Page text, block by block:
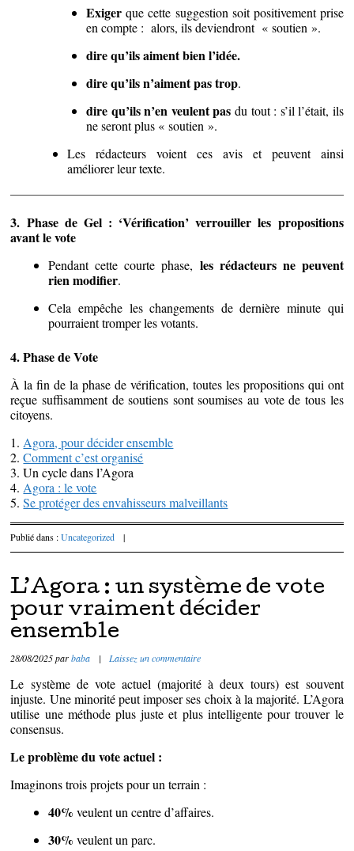
Exigerque cette suggestion soit positivement prise
en compte : alors, ils deviendront « soutien ».
dire qu’ils aiment bien l’idée.
dire qu’ils n’aiment pas trop.
dire qu’ils n’en veulent pas du tout : s’il l’était, ils
ne seront plus « soutien ».
Les rédacteurs voient ces avis et peuvent ainsi
améliorer leur texte.
3. Phase de Gel : ‘Vérification’ verrouiller les propositions
avant le vote
Pendant cette courte phase, les rédacteurs ne peuvent
rien modifier.
Cela empêche les changements de dernière minute qui
pourraient tromper les votants.
4. Phase de Vote
À la fin de la phase de vérification, toutes les propositions qui ont
reçue suffisamment de soutiens sont soumises au vote de tous les
citoyens.
1.Agora, pour décider ensemble
2.Comment c’est organisé
3. Un cycle dans l’Agora
4.Agora : le vote
5.Se protéger des envahisseurs malveillants
Publié dans :Uncategorized |
L’Agora : un système de vote
pour vraiment décider
ensemble
28/08/2025parbaba | Laissez un commentaire
Le système de vote actuel (majorité à deux tours) est souvent
injuste. Une minorité peut imposer ses choix à la majorité. L’Agora
utilise une méthode plus juste et plus intelligente pour trouver le
consensus.
Le problème du vote actuel :
Imaginons trois projets pour un terrain :
40% veulent un centre d’affaires.
30% veulent un parc.